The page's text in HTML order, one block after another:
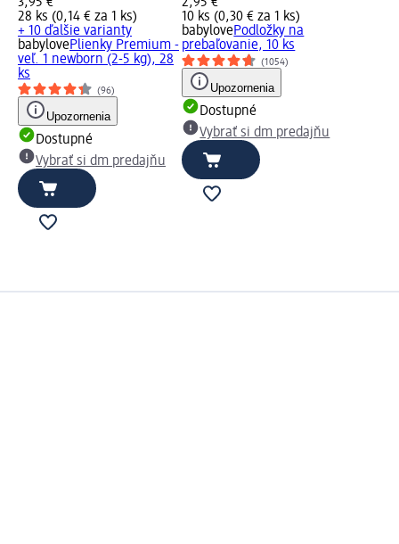
3,95 €
28 ks (0,14 € za 1 ks)
+ 10 ďalšie varianty
babylovePlienky Premium -
veľ. 1 newborn (2-5 kg), 28
ks
(96)
Upozornenia
Dostupné
Vybrať si dm predajňu
2,95 €
10 ks (0,30 € za 1 ks)
babylovePodložky na
prebaľovanie, 10 ks
(1054)
Upozornenia
Dostupné
Vybrať si dm predajňu